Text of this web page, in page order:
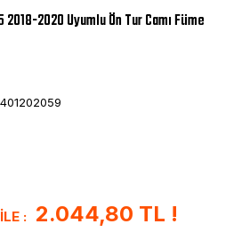
2018-2020 Uyumlu Ön Tur Camı Füme
: 2.044,80 TL !